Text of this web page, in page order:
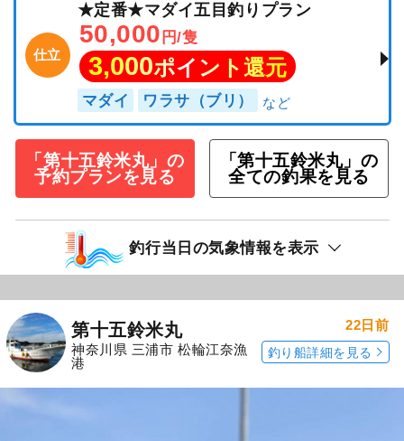
仕立
★定番★マダイ五目釣りプラン
50,000 円/隻
3,000ポイント還元
マダイ ワラサ（ブリ）
「第十五鈴米丸」の
予約プランを見る
「第十五鈴米丸」の
全ての釣果を見る
釣行当日の気象情報を表示
第十五鈴米丸
神奈川県 三浦市 松輪江奈漁
港
22日前
釣り船詳細を見る